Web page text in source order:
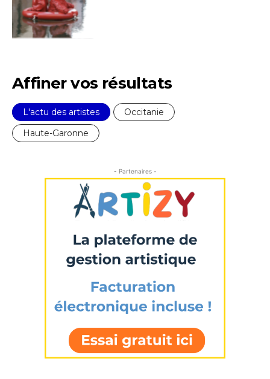
Prénom
J'accepte lestermes et conditions
Adresse email*
Nom
Prénom
J'accepte lestermes et conditions
* Champ obligatoire
Affiner vos résultats
L'actu des artistes
Occitanie
Haute-Garonne
- Partenaires -